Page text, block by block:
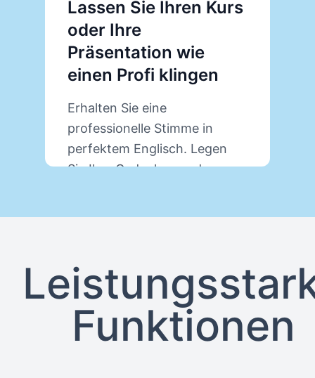
Lassen Sie Ihren Kurs
oder Ihre
Präsentation wie
einen Profi klingen
Erhalten Sie eine
professionelle Stimme in
perfektem Englisch. Legen
Sie Ihre Gedanken und
Funktionen